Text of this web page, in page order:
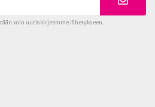
vain uutiskirjeemme lähetykseen.